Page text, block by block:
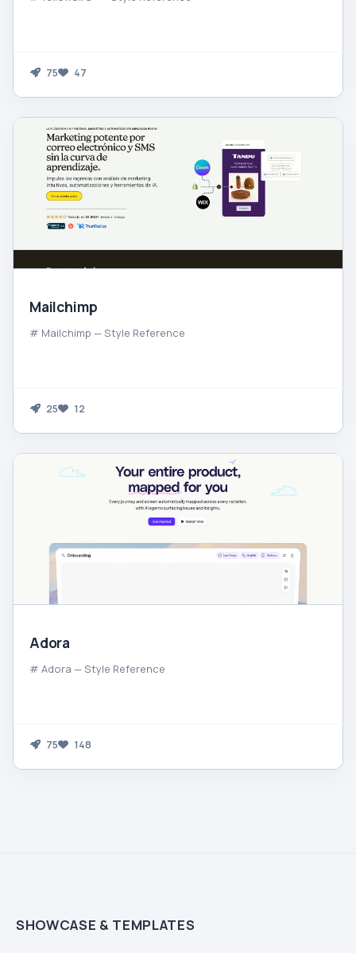
75 47
Mailchimp
# Mailchimp — Style Reference
25 12
Adora
# Adora — Style Reference
75 148
SHOWCASE & TEMPLATES